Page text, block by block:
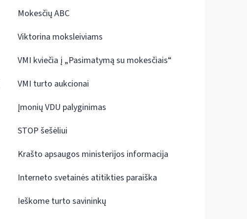
Mokesčių ABC
Viktorina moksleiviams
VMI kviečia į „Pasimatymą su mokesčiais“
VMI turto aukcionai
Įmonių VDU palyginimas
STOP šešėliui
Krašto apsaugos ministerijos informacija
Interneto svetainės atitikties paraiška
Ieškome turto savininkų